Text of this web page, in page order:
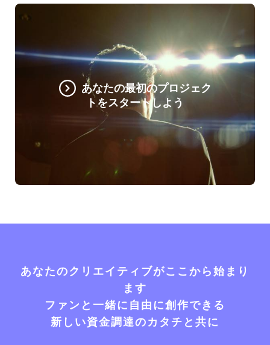
あなたの最初のプロジェク
トをスタートしよう
あなたのクリエイティブがここから始まり
ます
ファンと一緒に自由に創作できる
新しい資金調達のカタチと共に